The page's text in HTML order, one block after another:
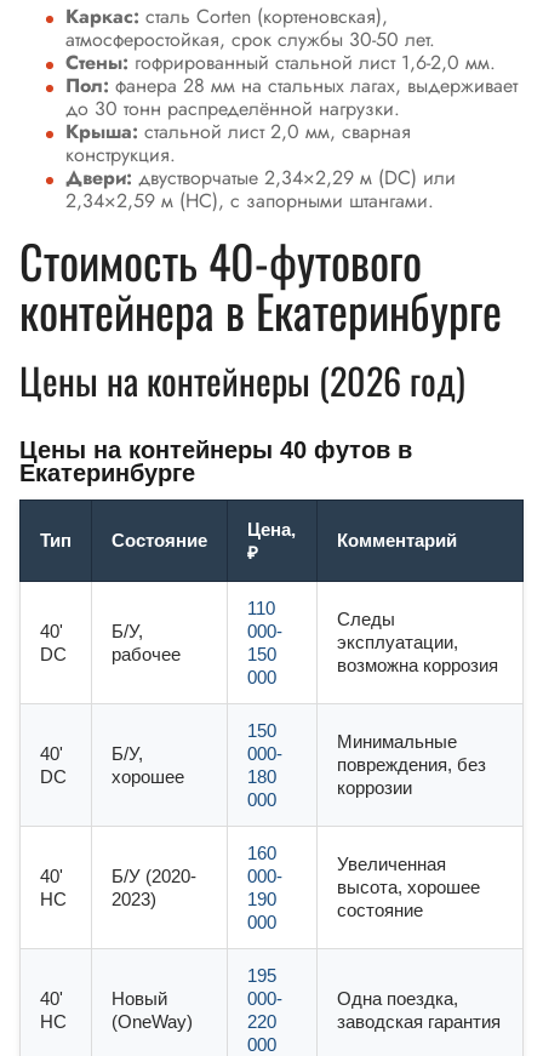
Каркас: сталь Corten (кортеновская),
атмосферостойкая, срок службы 30-50 лет.
Стены: гофрированный стальной лист 1,6-2,0 мм.
Пол: фанера 28 мм на стальных лагах, выдерживает
до 30 тонн распределённой нагрузки.
Крыша: стальной лист 2,0 мм, сварная
конструкция.
Двери: двустворчатые 2,34×2,29 м (DC) или
2,34×2,59 м (HC), с запорными штангами.
Стоимость 40-футового
контейнера в Екатеринбурге
Цены на контейнеры (2026 год)
Цены на контейнеры 40 футов в
Екатеринбурге
Тип Состояние
Цена,
₽
Комментарий
40'
DC
Б/У,
рабочее
110
000-
150
000
Следы
эксплуатации,
возможна коррозия
40'
DC
Б/У,
хорошее
150
000-
180
000
Минимальные
повреждения, без
коррозии
40'
HC
Б/У (2020-
2023)
160
000-
190
000
Увеличенная
высота, хорошее
состояние
40'
HC
Новый
(OneWay)
195
000-
220
000
Одна поездка,
заводская гарантия